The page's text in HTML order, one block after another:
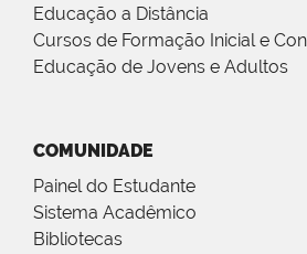
Educação a Distância
Cursos de Formação Inicial e
Educação de Jovens e Adultos
COMUNIDADE
Painel do Estudante
Sistema Acadêmico
Bibliotecas